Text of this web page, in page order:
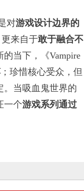
对游戏设计边界的
来自于敢于融合不
当下，《Vampire
；珍惜核心受众，但
。当吸血鬼世界的
一个游戏系列通过